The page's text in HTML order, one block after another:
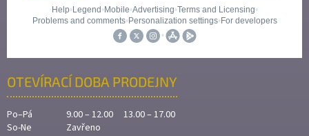
OTEVÍRACÍ DOBA PRODEJNY
Po–Pá
9.00 – 12.00 13.00 – 17.00
So-Ne
Zavřeno